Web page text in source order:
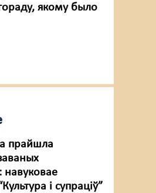
якому было
прайшла
і супраціў”